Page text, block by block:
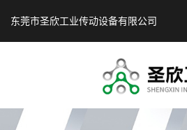
东莞市圣欣工业传动设备有限公司